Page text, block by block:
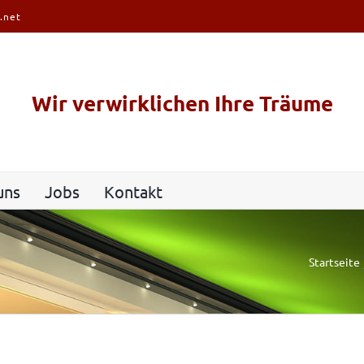
Wir verwirklichen Ihre Träume
Jobs Kontakt
Startseite